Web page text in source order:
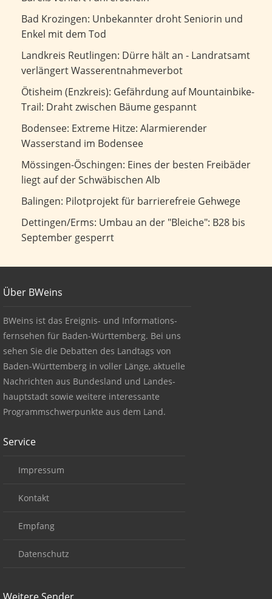
Unbekannter droht Seniorin und Enkel mit dem Tod
Bad Krozingen: Unbekannter droht Seniorin und
Enkel mit dem Tod
Dürre hält an - Landratsamt verlängert
Wasserentnahmeverbot
Landkreis Reutlingen: Dürre hält an - Landratsamt
verlängert Wasserentnahmeverbot
Gefährdung auf Mountainbike-Trail: Draht zwischen
Bäume gespannt
Ötisheim (Enzkreis): Gefährdung auf Mountainbike-
Trail: Draht zwischen Bäume gespannt
Extreme Hitze: Alarmierender Wasserstand im Bodensee
Bodensee: Extreme Hitze: Alarmierender
Wasserstand im Bodensee
Eines der besten Freibäder liegt auf der Schwäbischen Alb
Mössingen-Öschingen: Eines der besten Freibäder
liegt auf der Schwäbischen Alb
Pilotprojekt für barrierefreie Gehwege
Balingen: Pilotprojekt für barrierefreie Gehwege
Umbau an der "Bleiche": B28 bis September gesperrt
Dettingen/Erms: Umbau an der "Bleiche": B28 bis
September gesperrt
About BWeins
Über BWeins
BWeins ist das Ereignis- und Informations-
fernsehen für Baden-Württemberg. Bei uns
sehen Sie die Debatten des Landtags von
Baden-Württemberg in voller Länge, aktuelle
Nachrichten aus Bundesland und Landes-
hauptstadt sowie weitere interessante
Programmschwerpunkte aus dem Land.
Service
Impressum
Kontakt
Empfang
Datenschutz